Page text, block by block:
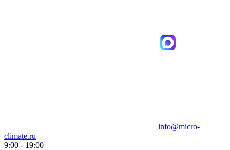
info@micro-
climate.ru
9:00 - 19:00